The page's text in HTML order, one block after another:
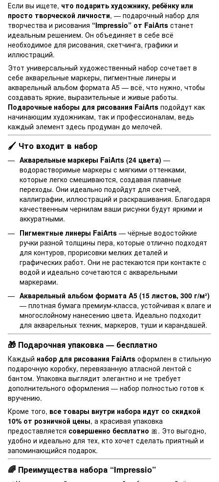
Если вы ищете, что подарить художнику, ребёнку или
просто творческой личности, — подарочный набор для
творчества и рисования “Impressio” от FaiArts станет
идеальным решением. Он объединяет в себе всё
необходимое для рисования, скетчинга, графики и
иллюстраций.
Этот универсальный художественный набор сочетает в
себе акварельные маркеры, пигментные линеры и
акварельный альбом формата А5 — всё, что нужно, чтобы
создавать яркие, выразительные и живые работы.
Подарочные наборы для рисования FaiArts подойдут как
начинающим художникам, так и профессионалам, ведь
каждый элемент здесь продуман до мелочей.
🖌️ Что входит в набор
Акварельные маркеры FaiArts (24 цвета) —
водорастворимые маркеры с мягкими оттенками,
которые легко смешиваются, создавая плавные
переходы. Они идеально подойдут для скетчей,
каллиграфии, иллюстраций и раскрашивания. Благодаря
качественным чернилам ваши рисунки будут яркими и
аккуратными.
Пигментные линеры FaiArts — чёрные водостойкие
ручки разной толщины пера, которые отлично подходят
для контуров, прорисовки мелких деталей и
графических работ. Они не растекаются при контакте с
водой и идеально сочетаются с акварельными
маркерами.
Акварельный альбом формата A5 (15 листов, 300 г/м²)
— плотная бумага премиум-класса, устойчивая к влаге и
многослойному нанесению цвета. Идеально подходит
для акварельных техник, маркеров, туши и карандашей.
🎁 Подарочная упаковка — бесплатно
Каждый набор для рисования FaiArts оформлен в стильную
подарочную коробку, перевязанную атласной лентой с
бантом. Упаковка выглядит элегантно и не требует
дополнительного оформления — набор полностью готов к
вручению.
Кроме того, все товары внутри набора идут со скидкой
10% от розничной цены, а красивая упаковка
предоставляется совершенно бесплатно 🎀. Это выгодно,
удобно и идеально для тех, кто хочет сделать приятный и
запоминающийся подарок.
🌈 Преимущества набора “Impressio”